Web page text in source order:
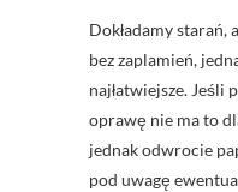
Dokładamy starań,
bez zaplamień,
najłatwiejsze. Jeśli
oprawę nie ma to
jednak odwrocie
pod uwagę